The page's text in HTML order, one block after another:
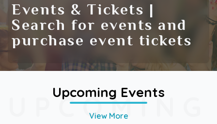
Source
FI
GB
IE
Events & Tickets |
Search for events and
purchase event tickets
UPCOMING
Upcoming Events
View More